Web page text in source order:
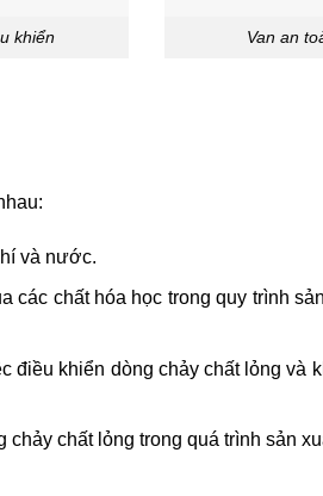
khiển Van an
và nước.
các chất hóa học trong quy trình
điều khiển dòng chảy chất lỏng và
chất lỏng trong quá trình sản